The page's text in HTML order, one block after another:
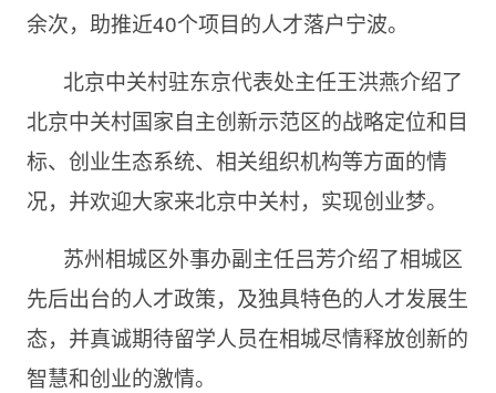
余次，助推近40个项目的人才落户宁波。
北京中关村驻东京代表处主任王洪燕介绍了
北京中关村国家自主创新示范区的战略定位和目
标、创业生态系统、相关组织机构等方面的情
况，并欢迎大家来北京中关村，实现创业梦。
苏州相城区外事办副主任吕芳介绍了相城区
先后出台的人才政策，及独具特色的人才发展生
态，并真诚期待留学人员在相城尽情释放创新的
智慧和创业的激情。